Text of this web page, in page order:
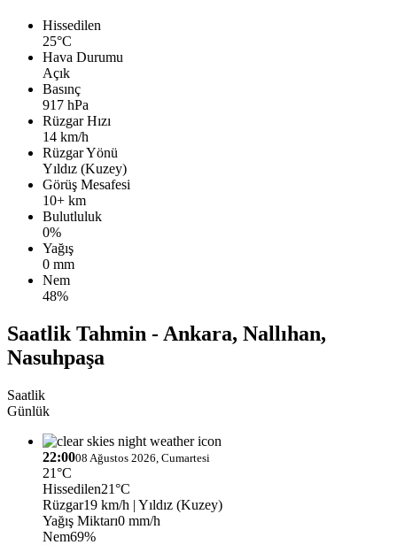
Hissedilen
25°C
Hava Durumu
Açık
Basınç
917 hPa
Rüzgar Hızı
14 km/h
Rüzgar Yönü
Yıldız (Kuzey)
Görüş Mesafesi
10+ km
Bulutluluk
0%
Yağış
0 mm
Nem
48%
Saatlik Tahmin - Ankara, Nallıhan,
Nasuhpaşa
Saatlik
Günlük
22:0008 Ağustos 2026, Cumartesi
21°C
Hissedilen21°C
Rüzgar19 km/h | Yıldız (Kuzey)
Yağış Miktarı0 mm/h
Nem69%